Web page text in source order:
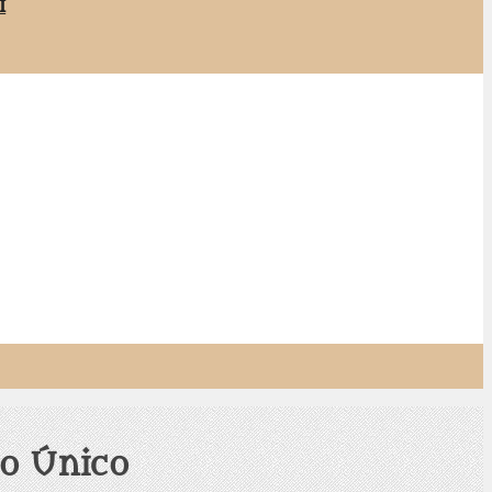
Único